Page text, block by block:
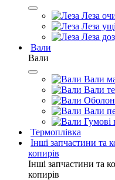
Леза
Леза
Леза
Вали
Вали
Вали
Вали
Вали
Гумові
Термоплівка
Інші запчастини та
копирів
Інші запчастини та
копирів